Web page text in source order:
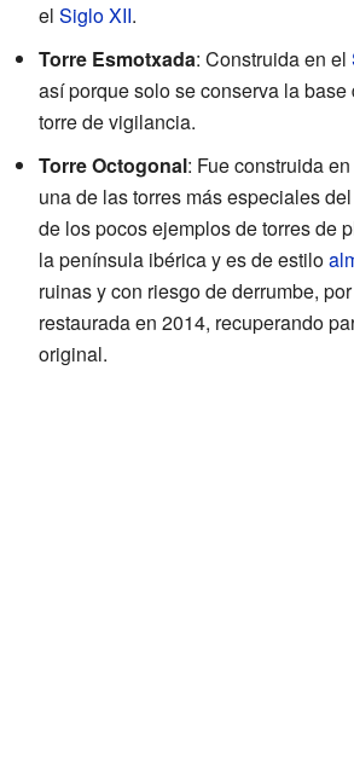
el Siglo XII.
Torre Esmotxada: Construida en el
así porque solo se conserva la
torre de vigilancia.
Torre Octogonal: Fue construida
una de las torres más especiales
de los pocos ejemplos de torres de
la península ibérica y es de estilo
ruinas y con riesgo de derrumbe,
restaurada en 2014, recuperando
original.